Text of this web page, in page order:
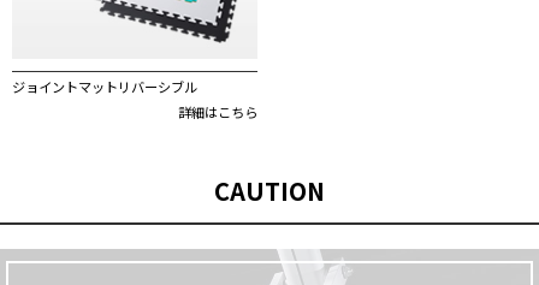
ジョイントマットリバーシブル
詳細はこちら
CAUTION